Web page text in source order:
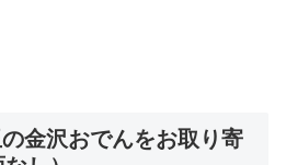
金沢おでんをお取り寄